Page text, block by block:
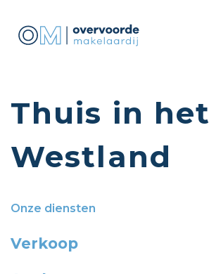
Thuis in het
Westland
Onze diensten
Verkoop